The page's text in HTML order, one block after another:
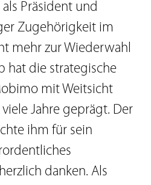
Präsident und
Zugehörigkeit im
mehr zur Wiederwahl
hat die strategische
mit Weitsicht
Jahre geprägt. Der
ihm für sein
danken. Als